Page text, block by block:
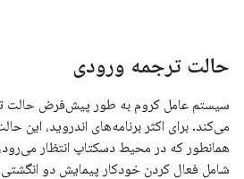
حالت ترجمه ورودی
سیستم عامل کروم به طور پیش‌فرض حالت
می‌کند. برای اکثر برنامه‌های اندروید، این
همانطور که در محیط دسکتاپ انتظار می‌رود،
شامل فعال کردن خودکار پیمایش دو